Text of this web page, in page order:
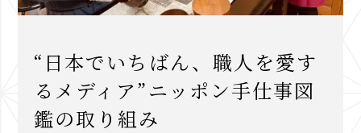
“日本でいちばん、職人を愛す
るメディア”ニッポン手仕事図
鑑の取り組み